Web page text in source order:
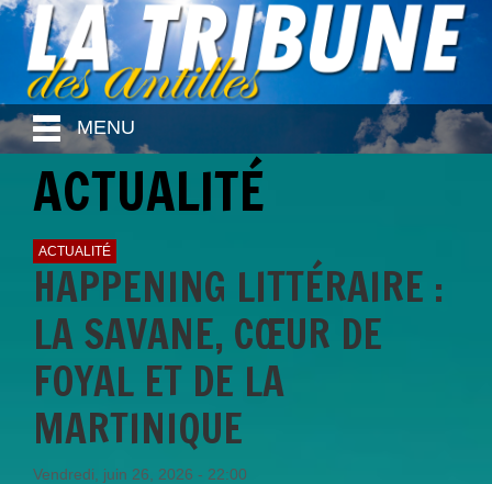
MENU
ACTUALITÉ
ACTUALITÉ
HAPPENING LITTÉRAIRE :
LA SAVANE, CŒUR DE
FOYAL ET DE LA
MARTINIQUE
Vendredi, juin 26, 2026 - 22:00